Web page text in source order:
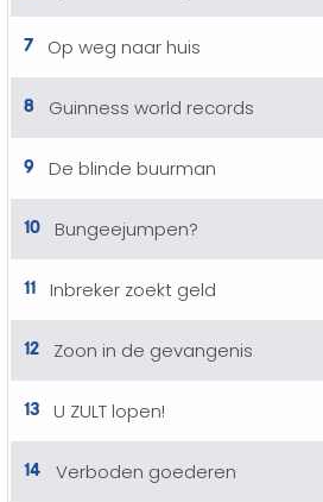
7 Op weg naar huis
8 Guinness world records
9 De blinde buurman
10 Bungeejumpen?
11 Inbreker zoekt geld
12 Zoon in de gevangenis
13 U ZULT lopen!
14 Verboden goederen